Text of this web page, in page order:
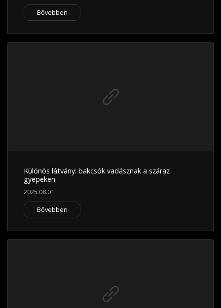
Bővebben
Különös látvány: bakcsók vadásznak a száraz
gyepeken
2025.08.01
Bővebben